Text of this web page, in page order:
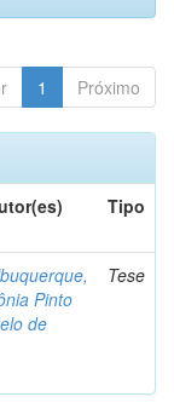
1 Próximo
Tipo
Pinto
de
Tese